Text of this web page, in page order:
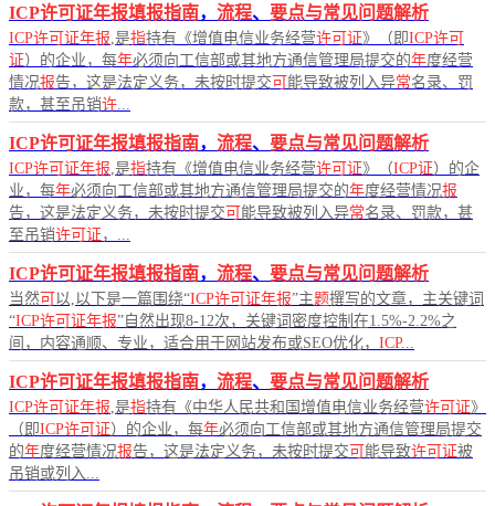
ICP许可证年报填报指南， 流程、 要点与常见问题解析
ICP许可证年报,是指持有《增值电信业务经营许可证》（即ICP许可
证）的企业，每年必须向工信部或其地方通信管理局提交的年度经营
情况报告，这是法定义务，未按时提交 可 能导致被列入异常名录、罚
款，甚至吊销许...
ICP许可证年报填报指南， 流程、 要点与常见问题解析
ICP许可证年报,是指持有《增值电信业务经营许可证》（ICP证）的企
业，每年必须向工信部或其地方通信管理局提交的年度经营情况报
告，这是法定义务，未按时提交 可 能导致被列入异常名录、罚款，甚
至吊销许可证 ，...
ICP许可证年报填报指南， 流程、 要点与常见问题解析
当然可 以,以下是一篇围绕“ICP许可证年报”主题撰写的文章，主关键词
“ICP许可证年报”自然出现8-12次，关键词密度控制在1.5%-2.2%之
间，内容通顺、专业，适合用于网站发布或SEO优化， ICP...
ICP许可证年报填报指南， 流程、 要点与常见问题解析
ICP许可证年报,是指持有《中华人民共和国增值电信业务经营许可证》
（即ICP许可证）的企业，每年必须向工信部或其地方通信管理局提交
的年度经营情况报告，这是法定义务，未按时提交 可 能导致许可证被
吊销或列入...